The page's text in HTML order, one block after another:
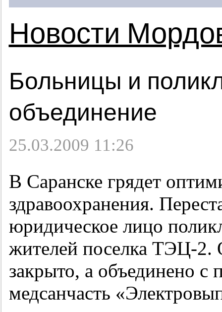
Новости
Больницы и
объединение
25.03.2009 11:26
В Саранске грядет
здравоохранения.
юридическое лицо
жителей поселка ТЭЦ-2.
закрыто, а объединено
медсанчасть